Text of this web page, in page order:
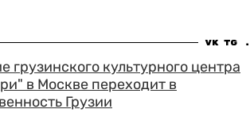
грузинского культурного центра
в Москве переходит в
Грузии